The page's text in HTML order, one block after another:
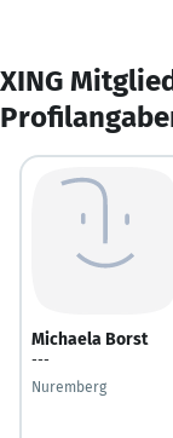
XING
Michaela Borst
---
Nuremberg